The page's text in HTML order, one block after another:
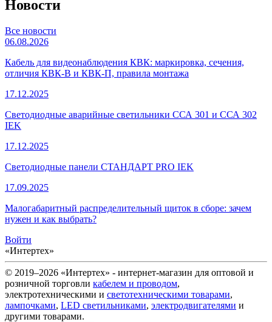
Новости
Все новости
06.08.2026
Кабель для видеонаблюдения КВК: маркировка, сечения,
отличия КВК-В и КВК-П, правила монтажа
17.12.2025
Светодиодные аварийные светильники ССА 301 и ССА 302
IEK
17.12.2025
Светодиодные панели СТАНДАРТ PRO IEK
17.09.2025
Малогабаритный распределительный щиток в сборе: зачем
нужен и как выбрать?
Войти
«Интертех»
© 2019–2026 «Интертех» - интернет-магазин для оптовой и
розничной торговли кабелем и проводом,
электротехническими и светотехническими товарами,
лампочками, LED светильниками, электродвигателями и
другими товарами.